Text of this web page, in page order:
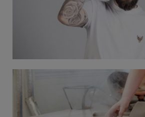
Tonak ist ein weltbekannter Hersteller von
Erfahrung. Die exklusive Verbindung von
präzisen Handarbeit unterstreicht deine